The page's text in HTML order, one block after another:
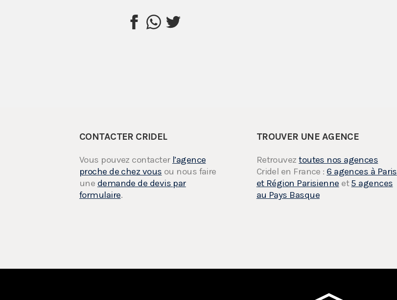
CONTACTER CRIDEL
Vous pouvez contacter l’agence
proche de chez vous ou nous faire
une demande de devis par
formulaire.
TROUVER UNE AGENCE
Retrouveztoutes nos agences
Cridel en France : 6 agences à Paris
et Région Parisienne et5 agences
au Pays Basque